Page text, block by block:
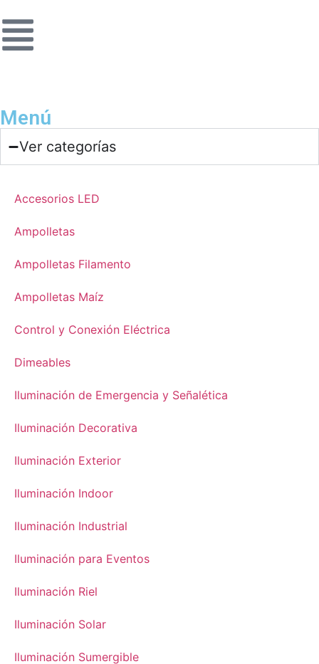
Menú
Ver categorías
Accesorios LED
Ampolletas
Ampolletas Filamento
Ampolletas Maíz
Control y Conexión Eléctrica
Dimeables
Iluminación de Emergencia y Señalética
Iluminación Decorativa
Iluminación Exterior
Iluminación Indoor
Iluminación Industrial
Iluminación para Eventos
Iluminación Riel
Iluminación Solar
Iluminación Sumergible